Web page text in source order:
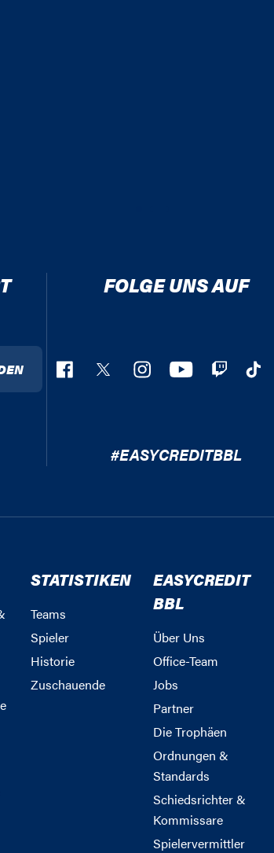
FOLGE UNS AUF
#EASYCREDITBBL
STATISTIKEN
Teams
Spieler
Historie
Zuschauende
EASYCREDIT
BBL
Über Uns
Office-Team
Jobs
Partner
Die Trophäen
Ordnungen &
Standards
Schiedsrichter &
Kommissare
Spielervermittler